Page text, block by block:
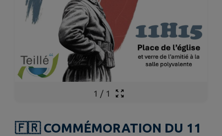
1 / 1
🇫🇷 COMMÉMORATION DU 11